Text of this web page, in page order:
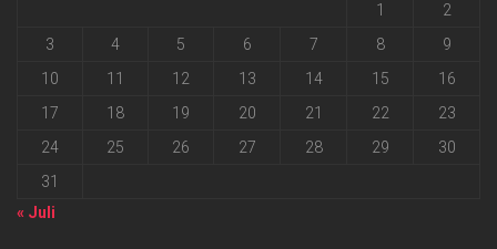
1
2
3
4 5 6 7 8
9
10
11 12 13 14 15
16
17
18 19 20 21 22
23
24
25 26 27 28 29
30
31
« Juli